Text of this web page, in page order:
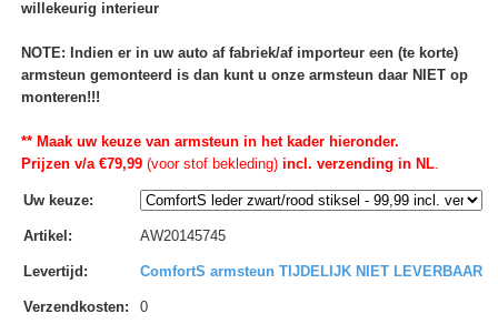
willekeurig interieur
NOTE: Indien er in uw auto af fabriek/af importeur een (te korte)
armsteun gemonteerd is dan kunt u onze armsteun daar NIET op
monteren!!!
** Maak uw keuze van armsteun in het kader hieronder.
Prijzen v/a €79,99(voor stof bekleding)incl. verzending in NL.
Uw keuze:
Artikel : AW20145745
Levertijd : ComfortS armsteun TIJDELIJK NIET LEVERBAAR
Verzendkosten: 0